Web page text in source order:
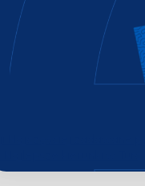
Najczęściej zadawane